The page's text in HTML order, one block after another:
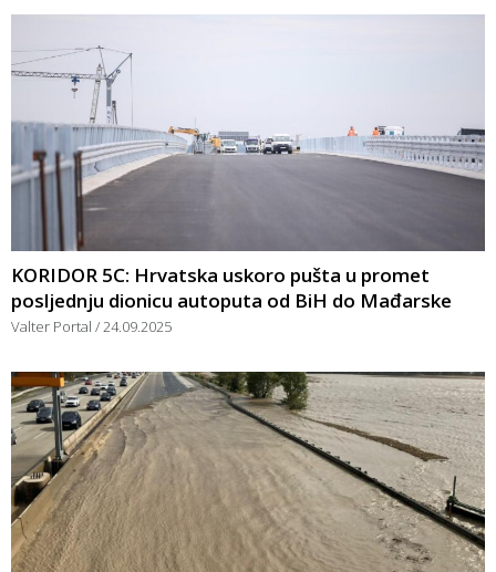
KORIDOR 5C: Hrvatska uskoro pušta u promet
posljednju dionicu autoputa od BiH do Mađarske
Valter Portal 24.09.2025